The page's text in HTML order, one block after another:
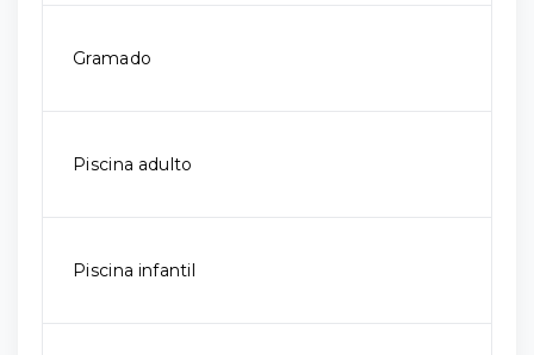
Gramado
Piscina adulto
Piscina infantil